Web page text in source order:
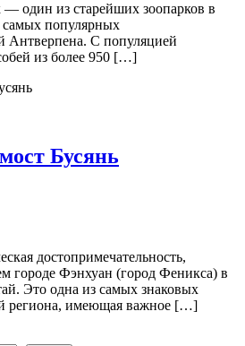
— один из старейших зоопарков в
самых популярных
Антверпена. С популяцией
из более 950 […]
Бусянь
достопримечательность,
городе Фэнхуан (город Феникса) в
Это одна из самых знаковых
региона, имеющая важное […]